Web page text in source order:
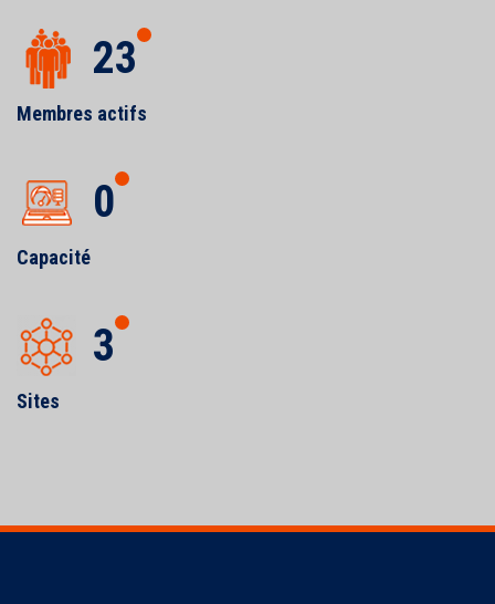
23
Membres actifs
0
Capacité
3
Sites